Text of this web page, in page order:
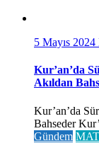
5 Mayıs 2024
Kur’an’da
Akıldan
Kur’an’da
Bahseder
Gündem